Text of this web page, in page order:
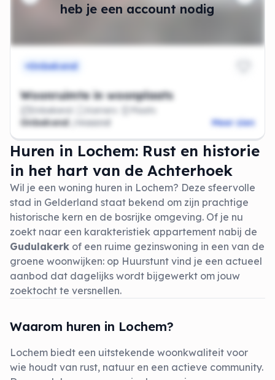
heb je een account nodig
Onbekend
Woonruimte in woonplaats
Onbekend Kamers
Plaats
Onbekend
/maand Meer zien
Huren in Lochem: Rust en historie
in het hart van de Achterhoek
Wil je een woning huren in Lochem? Deze sfeervolle
stad in Gelderland staat bekend om zijn prachtige
historische kern en de bosrijke omgeving. Of je nu
zoekt naar een karakteristiek appartement nabij de
Gudulakerk of een ruime gezinswoning in een van de
groene woonwijken: op Huurstunt vind je een actueel
aanbod dat dagelijks wordt bijgewerkt om jouw
zoektocht te versnellen.
Waarom huren in Lochem?
Lochem biedt een uitstekende woonkwaliteit voor
wie houdt van rust, natuur en een actieve community.